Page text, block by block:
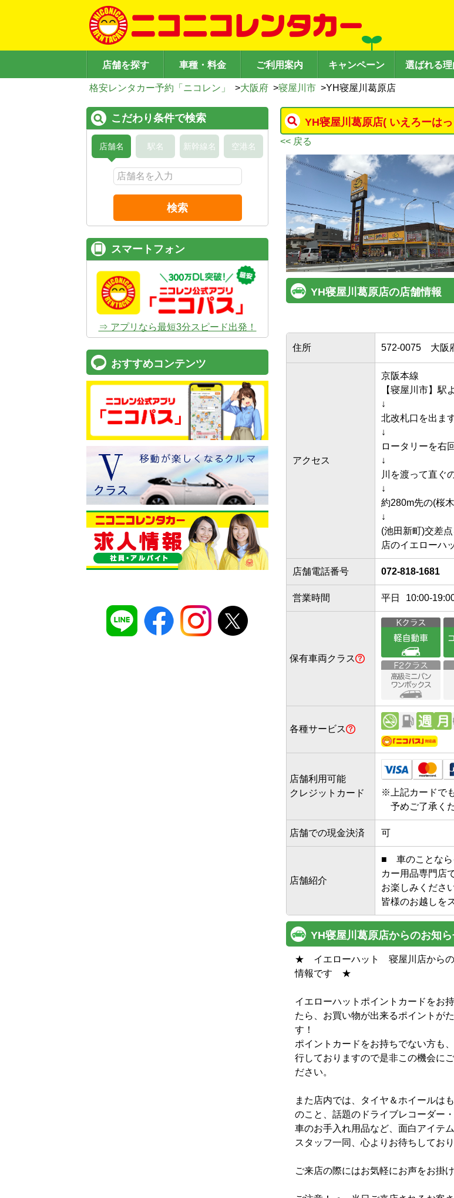
店舗を探す 車種・料金 ご利用案内 キャンペーン 選ばれる理
格安レンタカー予約「ニコレン」 >大阪府 >寝屋川市 >YH寝屋川葛原店
YH寝屋川葛原店( いえろーは
<< 戻る
YH寝屋川葛原店の店舗情報
住所 572-0075 大阪
アクセス
京阪本線
【寝屋川市】駅
↓
北改札口を出ます
↓
ロータリーを右
↓
川を渡って直ぐ
↓
約280m先の(桜
↓
(池田新町)交差
店のイエローハ
店舗電話番号 072-818-1681
営業時間 平日 10:00-
保有車両クラス
各種サービス
店舗利用可能
クレジットカード
※ 上記カードで
予めご了承く
店舗での現金決済 可
店舗紹介
■　車のことな
カー用品専門店
お楽しみください
皆様のお越しを
YH寝屋川葛原店からのお知
★　イエローハット　寝屋川店から
情報です　★
イエローハットポイントカードをお
たら、お買い物が出来るポイントが
す！
ポイントカードをお持ちでない方も
行しておりますので是非この機会にご
ださい。
また店内では、タイヤ＆ホイールは
のこと、話題のドライブレコーダー
車のお手入れ用品など、面白アイテ
スタッフ一同、心よりお待ちしており
ご来店の際にはお気軽にお声をお掛け
こだわり条件で検索
店舗名 駅名 新幹線名 空港名
検索
スマートフォン
⇒ アプリなら最短3分スピード出発！
おすすめコンテンツ